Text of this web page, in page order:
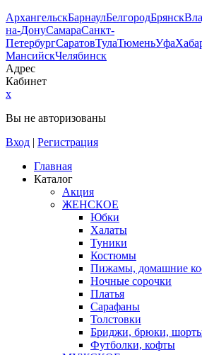
АрхангельскБарнаулБелгородБрянск
на-ДонуСамараСанкт-
ПетербургСаратовТулаТюменьУфа
МансийскЧелябинск
Адрес
Кабинет
x
Вы не авторизованы
Вход | Регистрация
Главная
Каталог
Акция
ЖЕНСКОЕ
Юбки
Халаты
Туники
Костюмы
Пижамы, домашние
Ночные сорочки
Платья
Сарафаны
Толстовки
Бриджи, брюки,
Футболки, кофты